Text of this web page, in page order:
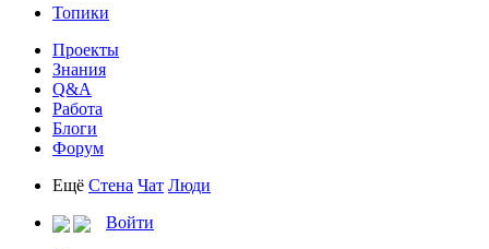
Топики
Проекты
Знания
Q&A
Работа
Блоги
Форум
Ещё Стена Чат Люди
Войти